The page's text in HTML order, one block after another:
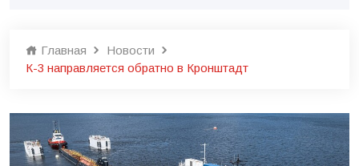
Главная
Новости
К-3 направляется обратно в Кронштадт